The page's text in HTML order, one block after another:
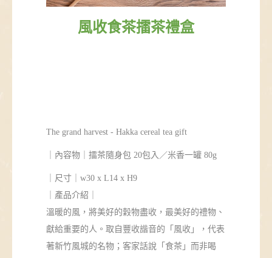
風收食茶擂茶禮盒
The grand harvest - Hakka cereal tea gift
內容物 擂茶隨身包 20包入／米香一罐 80g
尺寸
w30 x L14 x H9
｜產品介紹｜
溫暖的風，將美好的穀物盡收，最美好的禮物、
獻給重要的人。 取自豐收諧音的「風收」，代表
著新竹風城的名物；客家話說「食茶」而非喝